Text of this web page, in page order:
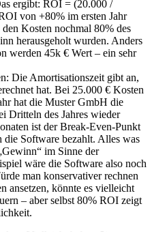
ergibt: ROI = (20.000 /
von +80% im ersten Jahr
Kosten nochmal 80% des
herausgeholt wurden. Anders
werden 45k € Wert – ein sehr
Die Amortisationszeit gibt an,
hat. Bei 25.000 € Kosten
hat die Muster GmbH die
Dritteln des Jahres wieder
ist der Break-Even-Punkt
die Software bezahlt. Alles was
im Sinne der
wäre die Software also noch
man konservativer rechnen
ansetzen, könnte es vielleicht
– aber selbst 80% ROI zeigt